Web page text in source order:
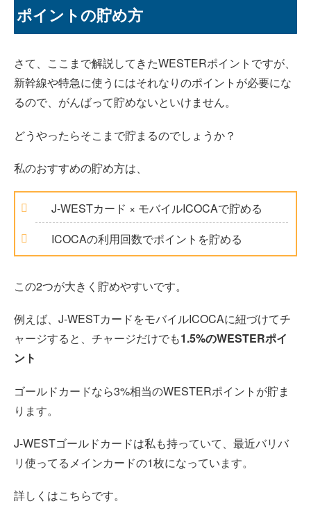
ポイントの貯め方
さて、ここまで解説してきたWESTERポイントですが、
新幹線や特急に使うにはそれなりのポイントが必要にな
るので、がんばって貯めないといけません。
どうやったらそこまで貯まるのでしょうか？
私のおすすめの貯め方は、
J-WESTカード × モバイルICOCAで貯める
ICOCAの利用回数でポイントを貯める
この2つが大きく貯めやすいです。
例えば、J-WESTカードをモバイルICOCAに紐づけてチ
ャージすると、チャージだけでも1.5%のWESTERポイ
ント
ゴールドカードなら3%相当のWESTERポイントが貯ま
ります。
J-WESTゴールドカードは私も持っていて、最近バリバ
リ使ってるメインカードの1枚になっています。
詳しくはこちらです。